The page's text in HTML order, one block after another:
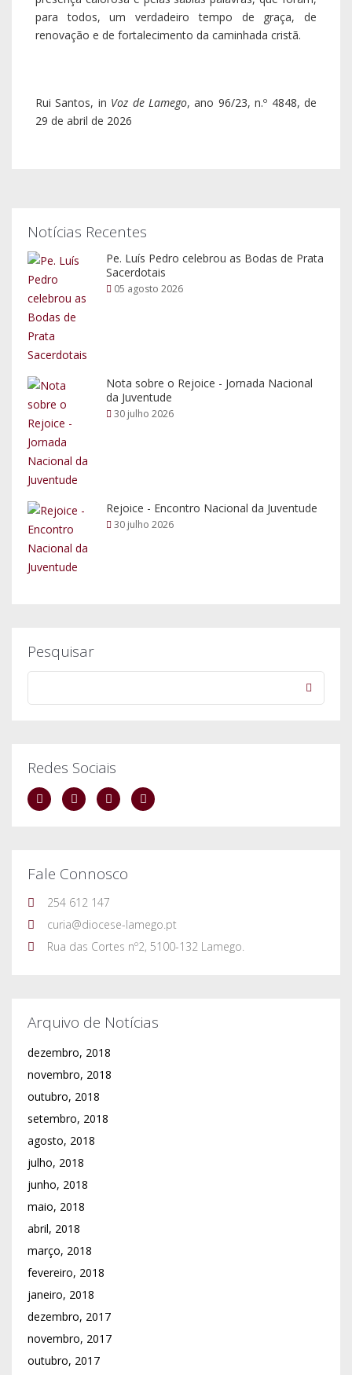
para todos, um verdadeiro tempo de graça, de
renovação e de fortalecimento da caminhada cristã.
Rui Santos, in Voz de Lamego, ano 96/23, n.º 4848, de
29 de abril de 2026
Notícias Recentes
Pe. Luís Pedro celebrou as Bodas de Prata
Sacerdotais
05 agosto 2026
Nota sobre o Rejoice - Jornada Nacional
da Juventude
30 julho 2026
Rejoice - Encontro Nacional da Juventude
30 julho 2026
Pesquisar
Redes Sociais
Fale Connosco
254 612 147
curia@diocese-lamego.pt
Rua das Cortes nº2, 5100-132 Lamego.
Arquivo de Notícias
dezembro, 2018
novembro, 2018
outubro, 2018
setembro, 2018
agosto, 2018
julho, 2018
junho, 2018
maio, 2018
abril, 2018
março, 2018
fevereiro, 2018
janeiro, 2018
dezembro, 2017
novembro, 2017
outubro, 2017